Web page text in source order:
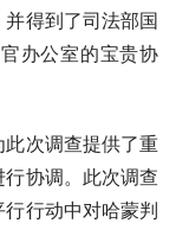
得到了司法部国
办公室的宝贵协
次调查提供了重
协调。此次调查
行动中对哈蒙判